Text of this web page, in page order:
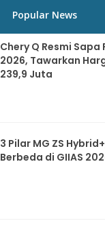
Popular News
Chery Q Resmi Sapa
2026, Tawarkan
239,9 Juta
3 Pilar MG ZS
Berbeda di GIIAS